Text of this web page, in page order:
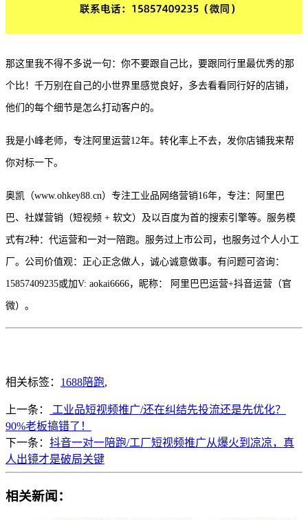
那这里我不得不多说一句：你不要跟自己比，要跟同行里最优秀的那
个比！千万别在自己的小世界里感觉良好，多去看看同行好的店铺，
他们的每个细节是怎么打动客户的。
我是小峰老师，专注阿里运营12年。转化率上不去，发你店铺我来帮
你对标一下。
奥凯（www.ohkey88.cn）专注工业品网络营销16年，专注：阿里巴
巴、社媒营销（短视频 + 软文）及以百度为首的搜索引擎等。服务模
式有2种：代运营和一对一陪跑。服务过上市公司，也服务过个人小工
厂。公司价值观：正心正念做人，诚心诚意做事。有问题可咨询：
15857409235或加V: aokai6666，昵称： 阿里巴巴运营+抖音运营（官
微）。
相关标签： 1688陪跑,
上一条：
工业品短视频推广/还在纠结先投流还是先优化？
90%老板搞错了！
下一条： 抖音一对一陪跑/工厂短视频推广从爆火到凉凉，真
人出镜才是破局关键
相关新闻：